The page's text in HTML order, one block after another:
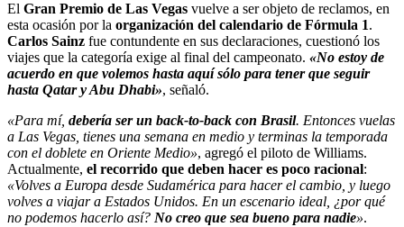
El Gran Premio de Las Vegas vuelve a ser objeto de reclamos, en
esta ocasión por la organización del calendario de Fórmula 1.
Carlos Sainz fue contundente en sus declaraciones, cuestionó los
viajes que la categoría exige al final del campeonato. «No estoy de
acuerdo en que volemos hasta aquí sólo para tener que seguir
hasta Qatar y Abu Dhabi», señaló.
«Para mí, debería ser un back-to-back con Brasil. Entonces vuelas
a Las Vegas, tienes una semana en medio y terminas la temporada
con el doblete en Oriente Medio», agregó el piloto de Williams.
Actualmente, el recorrido que deben hacer es poco racional:
«Volves a Europa desde Sudamérica para hacer el cambio, y luego
volves a viajar a Estados Unidos. En un escenario ideal, ¿por qué
no podemos hacerlo así? No creo que sea bueno para nadie».